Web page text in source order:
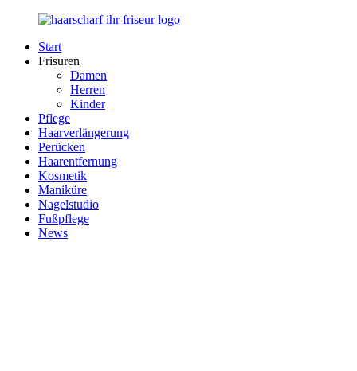
Zurück
Inhalt
Haarscharf
Händen
Start
Frisuren
Damen
Herren
Kinder
Pflege
Haarverlängerung
Perücken
Haarentfernung
Kosmetik
Maniküre
Nagelstudio
Fußpflege
News